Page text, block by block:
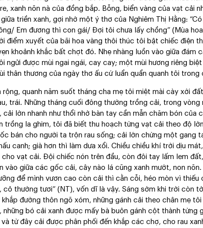
xanh nõn nà của đồng bắp. Bỗng, biển vàng của vạt cải
triền xanh, gợi nhớ một ý thơ của Nghiêm Thị Hằng:
Em đương thì con gái/ Đợi tôi chưa lấy chồng” (Mùa
điểm xuyết của bãi hoa vàng thôi thúc tôi bật chiếc điện
khoảnh khắc bất chợt đó. Nhẹ nhàng luồn vào giữa đám
ngửi được mùi ngai ngái, cay cay; một mùi hương riêng
thân thương của ngày thơ ấu cứ luẩn quẩn quanh tôi trong
rộng, quanh năm suốt tháng cha mẹ tôi miệt mài cày xới
trái. Những tháng cuối đông thường trồng cải, trong
cải lớn nhanh như thổi nhờ bàn tay cần mẫn chăm bón của
trồng la ghim, tôi đã biết thu hoạch từng vạt cải theo độ
bán cho người ta trộn rau sống; cải lớn chừng một gang
canh; già hơn thì làm dưa xổi. Chiều chiều khí trời dịu
cho vạt cải. Đội chiếc nón trên đầu, còn đôi tay lấm lem
vào giữa các gốc cải, cây nào lá cũng xanh mướt, non
để mình vươn cao còn cải thì cằn cỗi, héo mòn vì thiếu
cỏ thường tươi” (NT), vốn dĩ là vậy. Sáng sớm khi trời còn
đường thôn ngõ xóm, những gánh cải theo chân mẹ
những bó cải xanh được mấy bà buôn gánh cột thành từng
từ đây cải được phân phối đến khắp các chợ, cho rau